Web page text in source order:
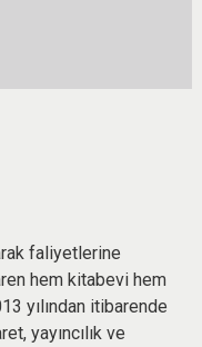
faliyetlerine
hem kitabevi hem
yılından itibarende
yayıncılık ve